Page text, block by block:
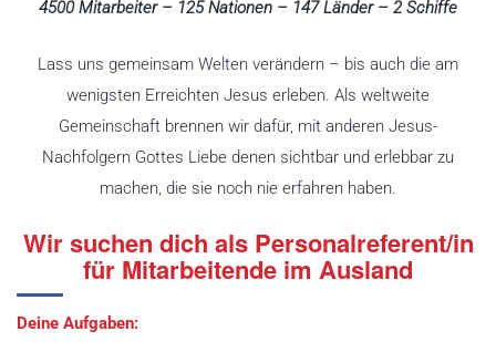
4500 Mitarbeiter – 125 Nationen – 147 Länder – 2 Schiffe
Lass uns gemeinsam Welten verändern – bis auch die am
wenigsten Erreichten Jesus erleben. Als weltweite
Gemeinschaft brennen wir dafür, mit anderen Jesus-
Nachfolgern Gottes Liebe denen sichtbar und erlebbar zu
machen, die sie noch nie erfahren haben.
Wir suchen dich als Personalreferent/in
für Mitarbeitende im Ausland
Deine Aufgaben: